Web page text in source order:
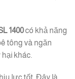
1400có khả năng
tông và ngăn
khác.